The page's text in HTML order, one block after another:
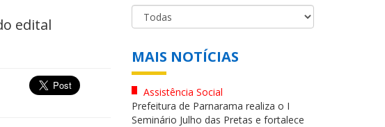
edital
MAIS NOTÍCIAS
Assistência Social
Prefeitura de Parnarama realiza o I
Seminário Julho das Pretas e fortalece